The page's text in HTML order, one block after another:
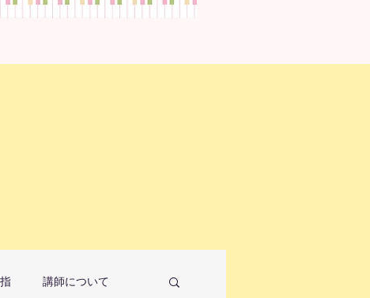
講師について